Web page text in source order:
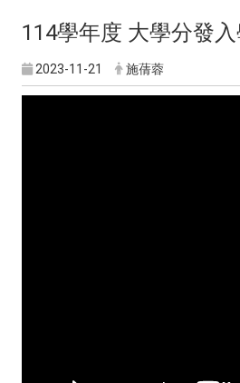
114學年度 大學分發
2023-11-21 施蒨蓉